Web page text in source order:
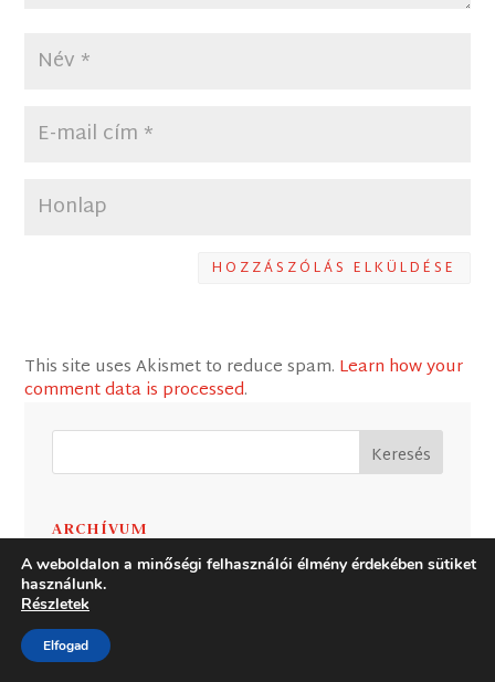
HOZZÁSZÓLÁS ELKÜLDÉSE
This site uses Akismet to reduce spam. Learn how your
comment data is processed.
ARCHÍVUM
Archívum
LEGUTÓBBI HOZZÁSZÓLÁSOK
A weboldalon a minőségi felhasználói élmény érdekében sütiket
használunk.
Részletek
Elfogad